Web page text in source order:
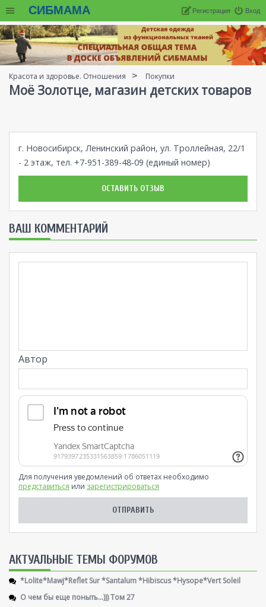
СИБМАМА Вход
Регистрация
Красота и здоровье. Отношения Покупки
Моё Золотце, магазин детских товаров
г. Новосибирск, Ленинский район, ул. Троллейная, 22/1
- 2 этаж, тел. +7-951-389-48-09 (единый номер)
ОСТАВИТЬ ОТЗЫВ
ВАШ КОММЕНТАРИЙ
Автор
Для получения уведомлений об ответах необходимо
представиться или зарегистрироваться
AКТУАЛЬНЫЕ ТЕМЫ ФОРУМОВ
*Lolite*Mawj*Reflet Sur *Santalum *Hibiscus *Hysope*Vert Soleil
О чем бы еще поныть...))) Том 27